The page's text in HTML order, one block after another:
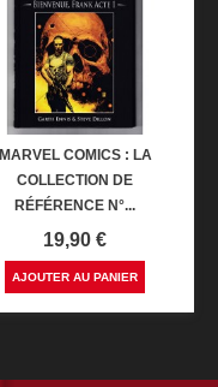
MARVEL COMICS : LA
COLLECTION DE
RÉFÉRENCE N°...
Prix
19,90 €
AJOUTER AU PANIER